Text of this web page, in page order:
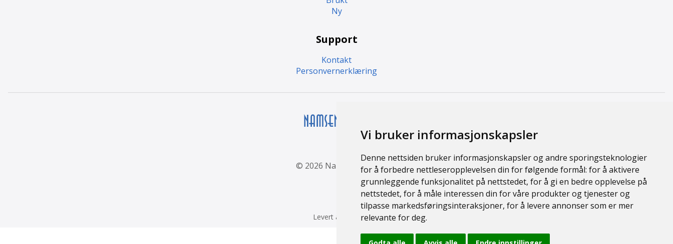
Vi bruker informasjonskapsler
Denne nettsiden bruker informasjonskapsler og andre sporingsteknologier
for å forbedre nettleseropplevelsen din for følgende formål: for å aktivere
grunnleggende funksjonalitet på nettstedet, for å gi en bedre opplevelse på
nettstedet, for å måle interessen din for våre produkter og tjenester og
tilpasse markedsføringsinteraksjoner, for å levere annonser som er mer
relevante for deg.
© 2026 Namsen Fritid
Ny
Support
Kontakt
Personvernerklæring
Levert av